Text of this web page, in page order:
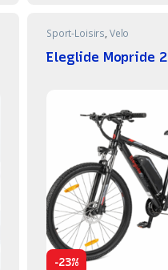
Sport-Loisirs, Velo
Eleglide Mopride 2
-23%